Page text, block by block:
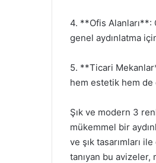
4. **Ofis Alanları**:
genel aydınlatma
5. **Ticari
hem estetik hem de
Şık ve modern 3
mükemmel bir
ve şık tasarımları
tanıyan bu avizeler,